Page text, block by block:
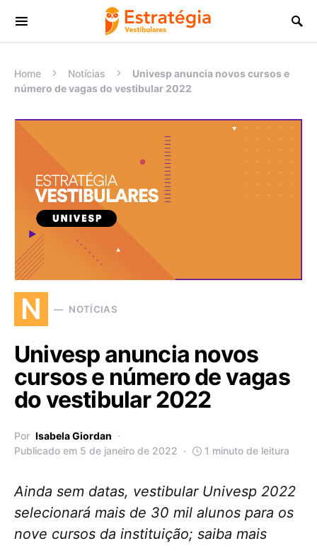
Procurar:
Home Notícias
Univesp anuncia novos cursos e
número de vagas do vestibular 2022
N NOTÍCIAS
Univesp anuncia novos
cursos e número de vagas
do vestibular 2022
Por Isabela Giordan
Publicado em 5 de janeiro de 2022
1 minuto de leitura
Ainda sem datas, vestibular Univesp 2022
selecionará mais de 30 mil alunos para os
nove cursos da instituição; saiba mais